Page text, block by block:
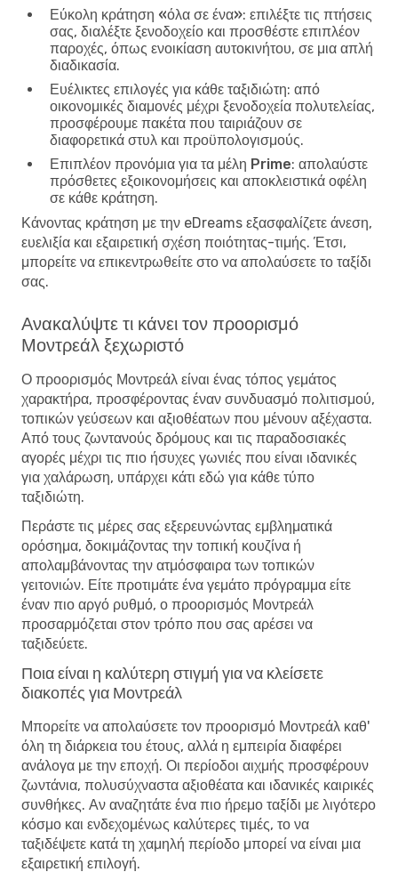
Εύκολη κράτηση «όλα σε ένα»: επιλέξτε τις πτήσεις
σας, διαλέξτε ξενοδοχείο και προσθέστε επιπλέον
παροχές, όπως ενοικίαση αυτοκινήτου, σε μια απλή
διαδικασία.
Ευέλικτες επιλογές για κάθε ταξιδιώτη: από
οικονομικές διαμονές μέχρι ξενοδοχεία πολυτελείας,
προσφέρουμε πακέτα που ταιριάζουν σε
διαφορετικά στυλ και προϋπολογισμούς.
Επιπλέον προνόμια για τα μέλη Prime: απολαύστε
πρόσθετες εξοικονομήσεις και αποκλειστικά οφέλη
σε κάθε κράτηση.
Κάνοντας κράτηση με την eDreams εξασφαλίζετε άνεση,
ευελιξία και εξαιρετική σχέση ποιότητας-τιμής. Έτσι,
μπορείτε να επικεντρωθείτε στο να απολαύσετε το ταξίδι
σας.
Ανακαλύψτε τι κάνει τον προορισμό
Μοντρεάλ ξεχωριστό
Ο προορισμός Μοντρεάλ είναι ένας τόπος γεμάτος
χαρακτήρα, προσφέροντας έναν συνδυασμό πολιτισμού,
τοπικών γεύσεων και αξιοθέατων που μένουν αξέχαστα.
Από τους ζωντανούς δρόμους και τις παραδοσιακές
αγορές μέχρι τις πιο ήσυχες γωνιές που είναι ιδανικές
για χαλάρωση, υπάρχει κάτι εδώ για κάθε τύπο
ταξιδιώτη.
Περάστε τις μέρες σας εξερευνώντας εμβληματικά
ορόσημα, δοκιμάζοντας την τοπική κουζίνα ή
απολαμβάνοντας την ατμόσφαιρα των τοπικών
γειτονιών. Είτε προτιμάτε ένα γεμάτο πρόγραμμα είτε
έναν πιο αργό ρυθμό, ο προορισμός Μοντρεάλ
προσαρμόζεται στον τρόπο που σας αρέσει να
ταξιδεύετε.
Ποια είναι η καλύτερη στιγμή για να κλείσετε
διακοπές για Μοντρεάλ
Μπορείτε να απολαύσετε τον προορισμό Μοντρεάλ καθ'
όλη τη διάρκεια του έτους, αλλά η εμπειρία διαφέρει
ανάλογα με την εποχή. Οι περίοδοι αιχμής προσφέρουν
ζωντάνια, πολυσύχναστα αξιοθέατα και ιδανικές καιρικές
συνθήκες. Αν αναζητάτε ένα πιο ήρεμο ταξίδι με λιγότερο
κόσμο και ενδεχομένως καλύτερες τιμές, το να
ταξιδέψετε κατά τη χαμηλή περίοδο μπορεί να είναι μια
εξαιρετική επιλογή.